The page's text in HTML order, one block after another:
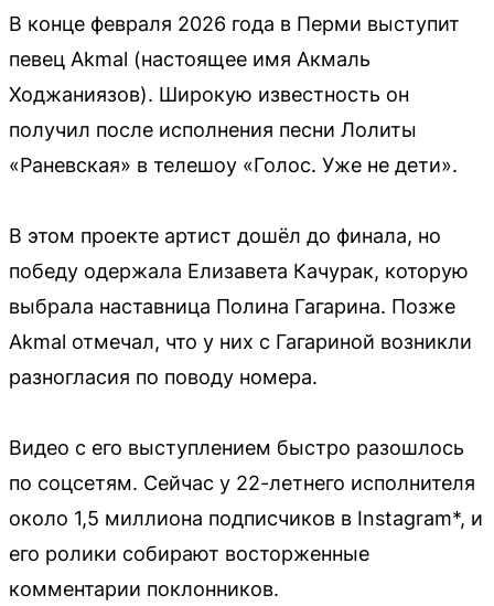
В конце февраля 2026 года в Перми выступит
певец Akmal (настоящее имя Акмаль
Ходжаниязов). Широкую известность он
получил после исполнения песни Лолиты
«Раневская» в телешоу «Голос. Уже не дети».
В этом проекте артист дошёл до финала, но
победу одержала Елизавета Качурак, которую
выбрала наставница Полина Гагарина. Позже
Akmal отмечал, что у них с Гагариной возникли
разногласия по поводу номера.
Видео с его выступлением быстро разошлось
по соцсетям. Сейчас у 22-летнего исполнителя
около 1,5 миллиона подписчиков в Instagram*, и
его ролики собирают восторженные
комментарии поклонников.